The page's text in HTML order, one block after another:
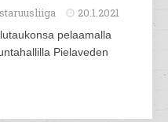
20.1.2021
pelaamalla
Pielaveden